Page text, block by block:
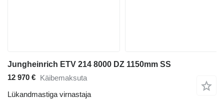
Jungheinrich ETV 214 8000 DZ 1150mm SS
12 970 € Käibemaksuta
Lükandmastiga virnastaja